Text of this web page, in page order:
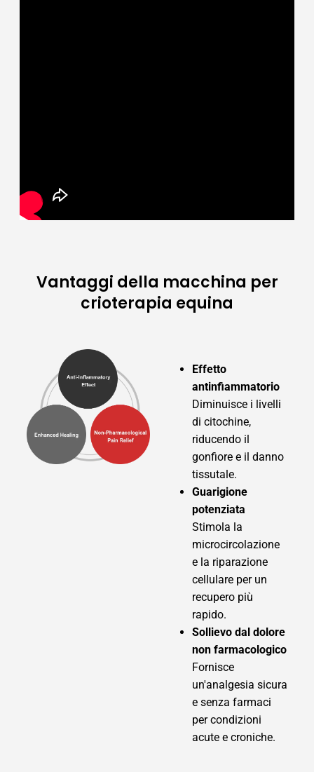
Vantaggi della macchina per
crioterapia equina
Effetto
antinfiammatorio
Diminuisce i livelli
di citochine,
riducendo il
gonfiore e il danno
tissutale.
Guarigione
potenziata
Stimola la
microcircolazione
e la riparazione
cellulare per un
recupero più
rapido.
Sollievo dal dolore
non farmacologico
Fornisce
un'analgesia sicura
e senza farmaci
per condizioni
acute e croniche.